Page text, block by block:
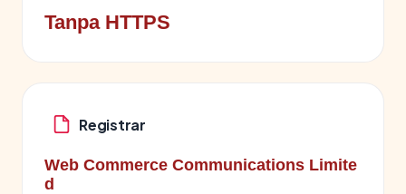
Tanpa HTTPS
Registrar
Web Commerce Communications Limite
d